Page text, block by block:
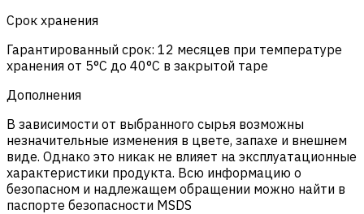
Срок хранения
Гарантированный срок: 12 месяцев при температуре
хранения от 5°C до 40°C в закрытой таре
Дополнения
В зависимости от выбранного сырья возможны
незначительные изменения в цвете, запахе и внешнем
виде. Однако это никак не влияет на эксплуатационные
характеристики продукта. Всю информацию о
безопасном и надлежащем обращении можно найти в
паспорте безопасности MSDS